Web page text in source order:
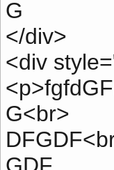
G
</div>
<div
G<br>